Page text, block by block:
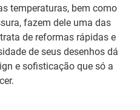
temperaturas, bem como
fazem dele uma das
de reformas rápidas e
de seus desenhos dá
e sofisticação que só a